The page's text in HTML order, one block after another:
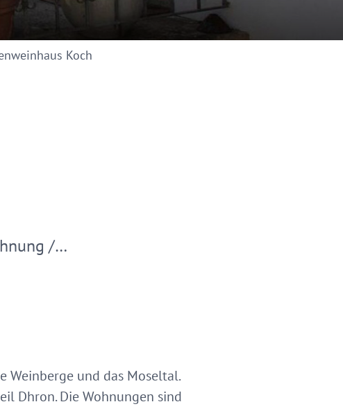
Koch
/…
Weinberge und das Moseltal.
Dhron. Die Wohnungen sind